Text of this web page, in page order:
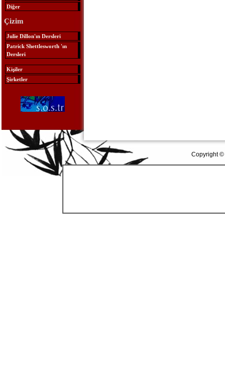
Diğer
Çizim
Julie Dillon'ın Dersleri
Patrick Shettlesworth 'ın
Dersleri
Kişiler
Şirketler
Copyright ©